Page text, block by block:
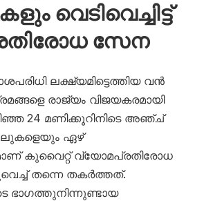
വെടിവെച്ചിട്ട്
സേന
ലക്ഷ്യമിട്ടെത്തിയ വൻ
രാജ്യം വിജയകരമായി
24 മണിക്കൂറിനിടെ അഞ്ച്
ഏഴ്
കുവൈറ്റ് വ്യോമപ്രതിരോധ
തന്നെ തകർത്തത്.
ഭാഗത്തുനിന്നുണ്ടായ